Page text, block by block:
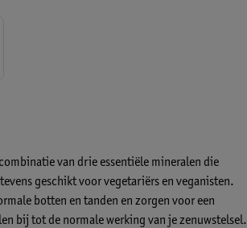
van drie essentiële mineralen die
geschikt voor vegetariërs en veganisten.
botten en tanden en zorgen voor een
bij tot de normale werking van je zenuwstelsel.